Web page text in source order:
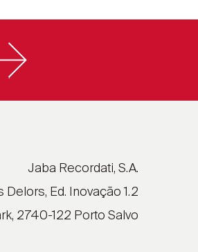
Jaba Recordati, S.A.
Delors, Ed. Inovação 1.2
2740-122 Porto Salvo